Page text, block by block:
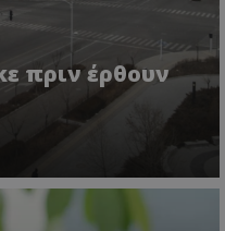
πριν έρθουν